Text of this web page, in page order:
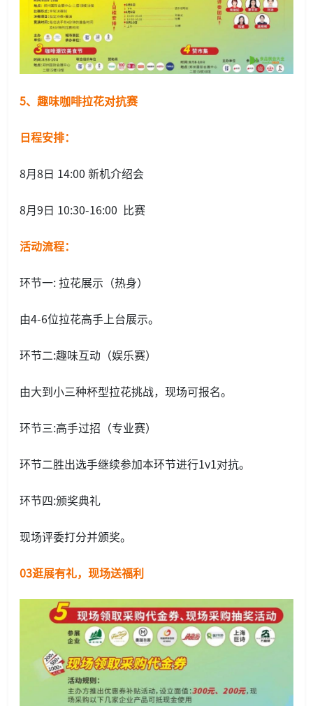
5、趣味咖啡拉花对抗赛
日程安排：
8月8日 14:00 新机介绍会
8月9日 10:30-16:00 比赛
活动流程：
环节一: 拉花展示（热身）
由4-6位拉花高手上台展示。
环节二:趣味互动（娱乐赛）
由大到小三种杯型拉花挑战，现场可报名。
环节三:高手过招（专业赛）
环节二胜出选手继续参加本环节进行1v1对抗。
环节四:颁奖典礼
现场评委打分并颁奖。
03逛展有礼，现场送福利